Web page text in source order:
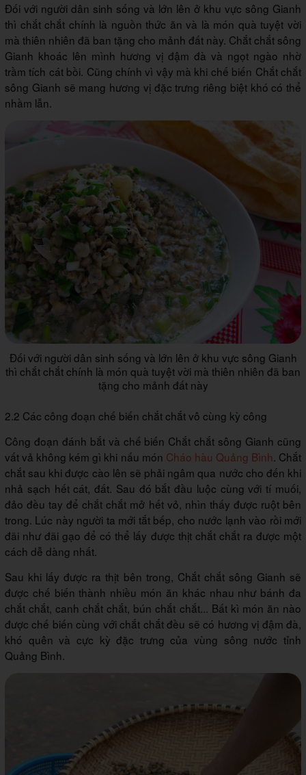
Đối với người dân sinh sống và lớn lên ở khu vực sông Gianh
thì chắt chắt chính là nguồn thức ăn và là món quà tuyệt vời
mà thiên nhiên đã ban tặng cho mảnh đất này. Chắt chắt sông
Gianh khoác lên mình hương vị đậm đà và ngọt ngào nhờ
trầm tích cát bồi. Cũng chính vì vậy mà khi chế biến Chắt chắt
sông Gianh sẽ mang hương vị đặc trưng riêng biệt khó có thể
nhầm lẫn.
Đối với người dân sinh sống và lớn lên ở khu vực sông Gianh
thì chắt chắt chính là món quà tuyệt vời mà thiên nhiên đã ban
tặng cho mảnh đất này
2.2 Các công đoạn chế biến chắt chắt vô cùng kỳ công
Công đoạn đánh bắt và chế biến Chắt chắt sông Gianh cũng
vất vả không kém gì khi nấu món Cháo hàu Quảng Bình. Chắt
chắt sau khi được cào lên sẽ phải ngâm qua nước cho đến khi
nhả sạch hết cát, đất. Sau đó bắt đầu luộc cùng với tí muối,
đảo đều tay để chắt chắt mở hết vỏ, nhìn thấy được ruột bên
trong. Lúc này người ta mới tắt bếp, cho nước lạnh vào rồi mới
đãi như đãi gạo để có thể lấy được thịt chắt chắt ra được một
cách dễ dàng nhất.
Sau khi lấy được ra thịt bên trong, Chắt chắt sông Gianh sẽ
được chế biến thành nhiều món ăn khác nhau như bánh đa
chắt chắt, canh chắt chắt, bún chắt chắt... Bất kì món ăn nào
được chế biến cùng với chắt chắt đều sẽ có hương vị đậm đà,
khó quên và cực kỳ đặc trưng của vùng sông nước tỉnh
Quảng Bình.